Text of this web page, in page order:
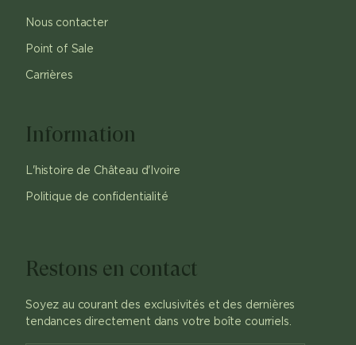
Nous contacter
Point of Sale
Carrières
Information
L'histoire de Château d'Ivoire
Politique de confidentialité
Restons en contact
Soyez au courant des exclusivités et des dernières
tendances directement dans votre boîte courriels.